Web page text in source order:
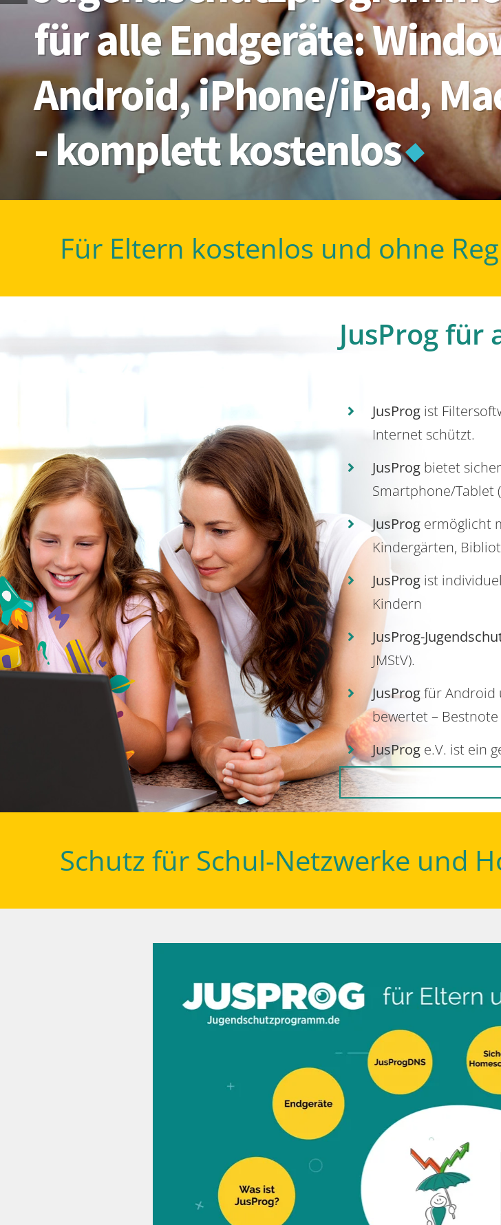
- komplett kostenlos
Android, iPhone/iPad,
für alle Endgeräte:
Für Eltern kostenlos und ohne
JusProg für
JusProgist
Internet schützt.
JusProgbietet
Smartphone/Tablet
JusProg ermöglicht
Kindergärten,
JusProgist
Kindern
JusProg-
JMStV).
JusProgfür Android
bewertet –
JusProge.V. ist ein
Schutz für Schul-Netzwerke und